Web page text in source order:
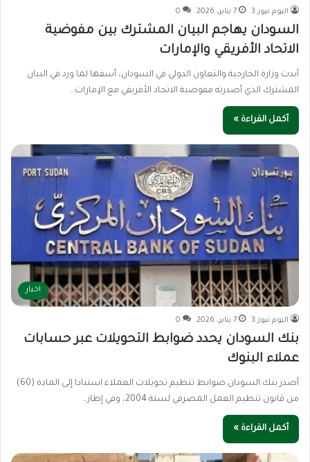
اليوم نيوز 3 7 يناير، 2026 0
السودان يهاجم البيان المشترك بين مفوضية
الاتحاد الأفريقي والإمارات
أبدت وزارة الخارجية والتعاون الدولي في السودان، أسفها لما ورد في البيان
المشترك الذي أصدرته مفوضية الاتحاد الأفريقي مع الإمارات…
أكمل القراءة »
اخبار
اليوم نيوز 3 7 يناير، 2026 0
بنك السودان يحدد ضوابط التحويلات عبر حسابات
عملاء البنوك
أصدر بنك السودان ضوابط تنظيم تحويلات العملاء استنادا إلى المادة (60)
من قانون تنظيم العمل المصرفي لسنة 2004، وفي إطار…
أكمل القراءة »